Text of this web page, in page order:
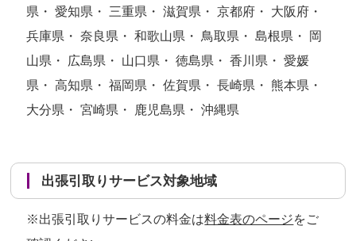
県・ 愛知県・ 三重県・ 滋賀県・ 京都府・ 大阪府・
兵庫県・ 奈良県・ 和歌山県・ 鳥取県・ 島根県・ 岡
山県・ 広島県・ 山口県・ 徳島県・ 香川県・ 愛媛
県・ 高知県・ 福岡県・ 佐賀県・ 長崎県・ 熊本県・
大分県・ 宮崎県・ 鹿児島県・ 沖縄県
出張引取りサービス対象地域
※出張引取りサービスの料金は料金表のページをご